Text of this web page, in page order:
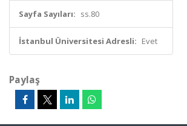
Sayfa Sayıları: ss.80
İstanbul Üniversitesi Adresli: Evet
Paylaş